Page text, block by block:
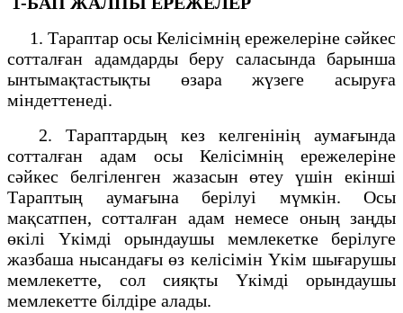
1. Тараптар осы Келісімнің ережелеріне сәйкес
сотталған адамдарды беру саласында барынша
ынтымақтастықты өзара жүзеге асыруға
міндеттенеді.
2. Тараптардың кез келгенінің аумағында
сотталған адам осы Келісімнің ережелеріне
сәйкес белгіленген жазасын өтеу үшін екінші
Тараптың аумағына берілуі мүмкін. Осы
мақсатпен, сотталған адам немесе оның заңды
өкілі Үкімді орындаушы мемлекетке берілуге
жазбаша нысандағы өз келісімін Үкім шығарушы
мемлекетте, сол сияқты Үкімді орындаушы
мемлекетте білдіре алады.